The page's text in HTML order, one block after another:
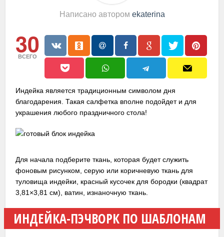
Написано автором ekaterina
30
ВСЕГО
Индейка является традиционным символом дня
благодарения. Такая салфетка вполне подойдет и для
украшения любого праздничного стола!
Для начала подберите ткань, которая будет служить
фоновым рисунком, серую или коричневую ткань для
туловища индейки, красный кусочек для бородки (квадрат
3,81×3,81 см), ватин, изнаночную ткань.
ИНДЕЙКА-ПЭЧВОРК ПО ШАБЛОНАМ